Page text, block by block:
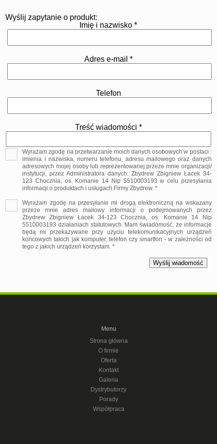
Wyślij zapytanie o produkt:
Imię i nazwisko *
Adres e-mail *
Telefon
Treść wiadomości *
Wyrażam zgodę na przetwarzanie moich danych osobowych w postaci :
imienia i nazwiska, numeru telefonu, adresu mailowego oraz danych
adresowych mojej osoby lub reprezentowanej przeze mnie organizacji/
instytucji, przez Administratora danych: Zbydrew Zbigniew Łacek 34-
123 Chocznia, os. Komanie 14 Nip 5510003193 w celu przesyłania
informacji o produktach i usługach Firmy Zbydrew. *
Wyrażam zgodę na przesyłanie mi drogą elektroniczną na wskazany
przeze mnie adres mailowy informacji o podejmowanych przez
Zbydrew Zbigniew Łacek 34-123 Chocznia, os. Komanie 14 Nip
5510003193 działaniach statutowych. Mam świadomość, że informacje
będą mi przekazywane przy użyciu telekomunikacyjnych urządzeń
końcowych takich jak komputer, telefon czy smartfon - w zależności od
tego z jakich urządzeń korzystam. *
Menu
Strona główna
O firmie
Oferta
Kontakt
Galeria
Dystrybutorzy
Porady
Współpraca